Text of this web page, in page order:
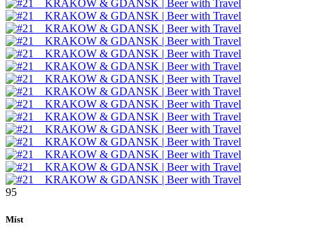
95
Míst